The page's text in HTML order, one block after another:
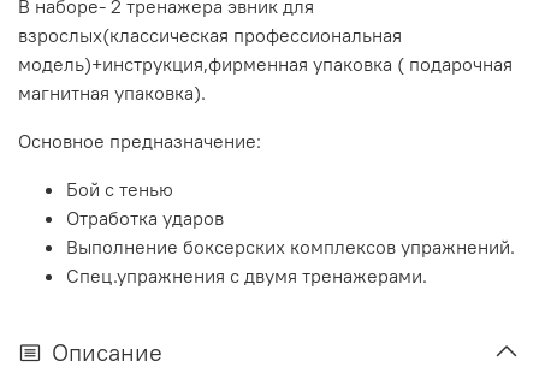
В наборе- 2 тренажера эвник для
взрослых(классическая профессиональная
модель)+инструкция,фирменная упаковка ( подарочная
магнитная упаковка).
Основное предназначение:
Бой с тенью
Отработка ударов
Выполнение боксерских комплексов упражнений.
Спец.упражнения с двумя тренажерами.
Описание